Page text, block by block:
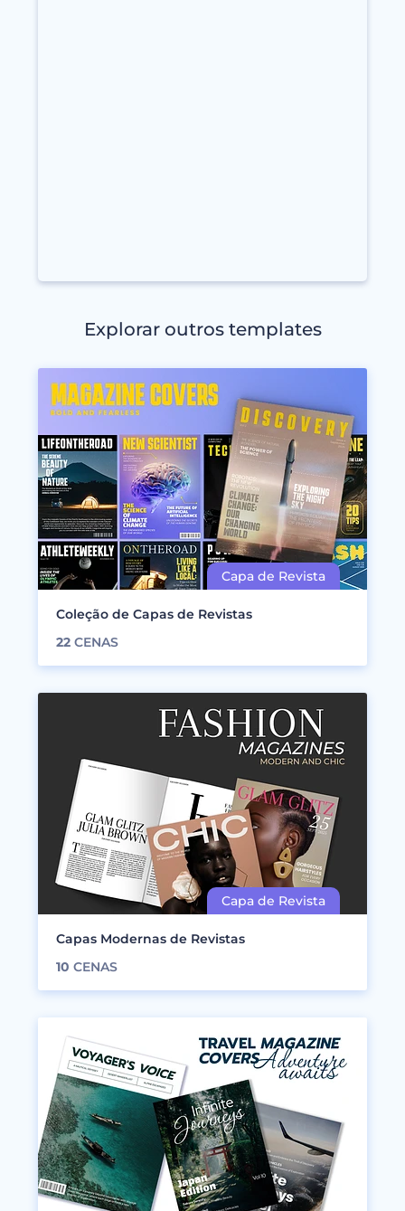
Explorar outros templates
Coleção de Capas de Revistas
22 CENAS
Capas Modernas de Revistas
10 CENAS